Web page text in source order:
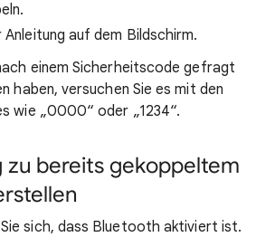
Anleitung auf dem Bildschirm.
einem Sicherheitscode gefragt
haben, versuchen Sie es mit den
wie „0000“ oder „1234“.
zu bereits gekoppeltem
sich, dass Bluetooth aktiviert ist.